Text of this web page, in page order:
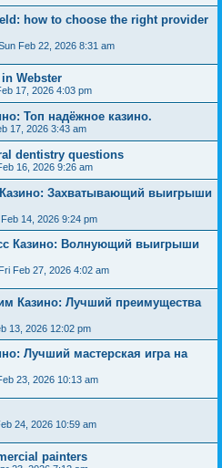
how to choose the right provider
Feb 22, 2026 8:31 am
Webster
17, 2026 4:03 pm
Топ надёжное казино.
17, 2026 3:43 am
dentistry questions
16, 2026 9:26 am
Казино: Захватывающий выигрыши
14, 2026 9:24 pm
Казино: Волнующий выигрыши
Fri Feb 27, 2026 4:02 am
Казино: Лучший преимущества
13, 2026 12:02 pm
Лучший мастерская игра на
23, 2026 10:13 am
24, 2026 10:59 am
painters